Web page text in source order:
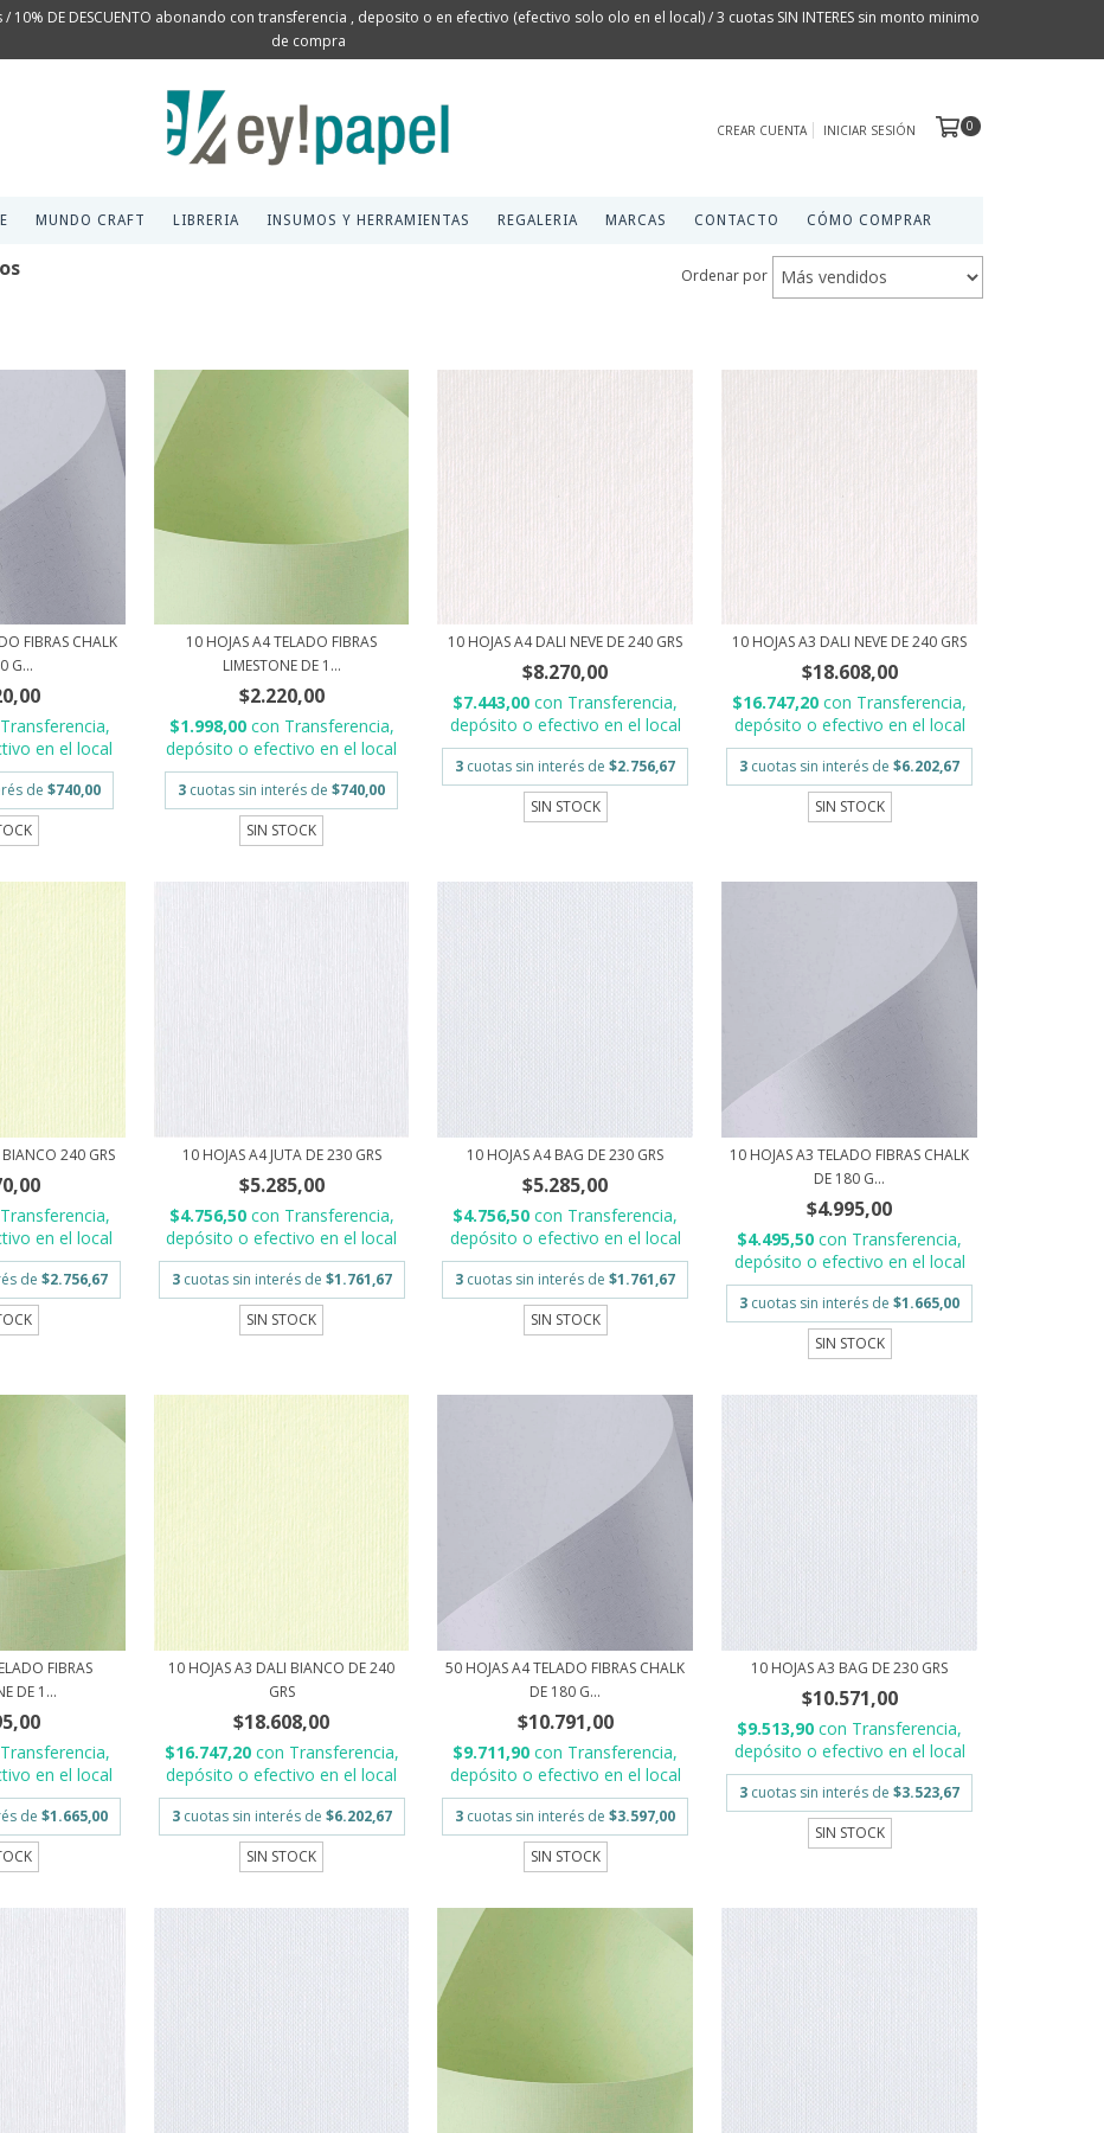
DE DESCUENTO abonando con transferencia , deposito o en efectivo (efectivo solo olo en el local) / 3 cuotas SIN INTERES sin monto minimo
de compra
CREAR CUENTA INICIAR SESIÓN 0
MUNDO CRAFT LIBRERIA INSUMOS Y HERRAMIENTAS REGALERIA MARCAS CONTACTO CÓMO COMPRAR
Ordenar por
FIBRAS CHALK
G...
Transferencia,
en el local
de$740,00
10 HOJAS A4 TELADO FIBRAS
LIMESTONE DE 1...
$2.220,00
$1.998,00 con Transferencia,
depósito o efectivo en el local
3 cuotas sin interés de$740,00
SIN STOCK
10 HOJAS A4 DALI NEVE DE 240 GRS
$8.270,00
$7.443,00con Transferencia,
depósito o efectivo en el local
3 cuotas sin interés de$2.756,67
SIN STOCK
10 HOJAS A3 DALI NEVE DE 240 GRS
$18.608,00
$16.747,20con Transferencia,
depósito o efectivo en el local
3 cuotas sin interés de$6.202,67
SIN STOCK
240 GRS
Transferencia,
en el local
de $2.756,67
10 HOJAS A4 JUTA DE 230 GRS
$5.285,00
$4.756,50 con Transferencia,
depósito o efectivo en el local
3 cuotas sin interés de $1.761,67
SIN STOCK
10 HOJAS A4 BAG DE 230 GRS
$5.285,00
$4.756,50con Transferencia,
depósito o efectivo en el local
3 cuotas sin interés de$1.761,67
SIN STOCK
10 HOJAS A3 TELADO FIBRAS CHALK
DE 180 G...
$4.995,00
$4.495,50con Transferencia,
depósito o efectivo en el local
3 cuotas sin interés de$1.665,00
SIN STOCK
FIBRAS
DE 1...
Transferencia,
en el local
de $1.665,00
10 HOJAS A3 DALI BIANCO DE 240
GRS
$18.608,00
$16.747,20 con Transferencia,
depósito o efectivo en el local
3 cuotas sin interés de $6.202,67
SIN STOCK
50 HOJAS A4 TELADO FIBRAS CHALK
DE 180 G...
$10.791,00
$9.711,90con Transferencia,
depósito o efectivo en el local
3 cuotas sin interés de$3.597,00
SIN STOCK
10 HOJAS A3 BAG DE 230 GRS
$10.571,00
$9.513,90con Transferencia,
depósito o efectivo en el local
3 cuotas sin interés de$3.523,67
SIN STOCK